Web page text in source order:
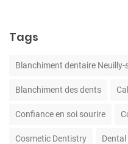
Tags
Blanchiment dentaire Neuilly-
Blanchiment des dents
Confiance en soi sourire
Cosmetic Dentistry